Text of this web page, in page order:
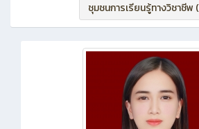
ชุมชนการเรียนรู้ทางวิชาชีพ